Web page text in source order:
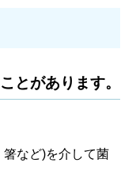
とがあります。
など)を介して菌